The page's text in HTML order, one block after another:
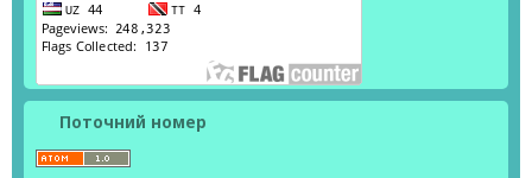
Поточний номер